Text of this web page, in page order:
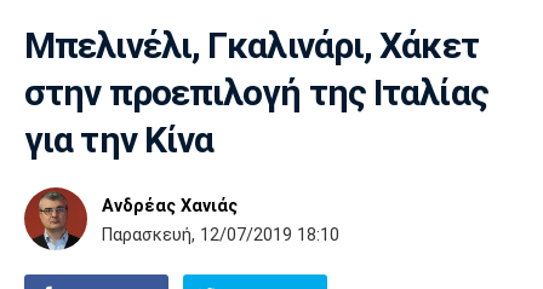
ΠΟΛΟ
AUTO-MOTO
Super League 1
Super League 2
Γ Εθνική
Ελλάδα
Μπάσκετ
Ελλάδα
Εθνική
EuroLeague
Ολυμπιακοί Αγώνες
Πόλο
Ολυμπιακός ΑΕΚ ΠΑΟΚ
Παναθηναϊκός Ατρόμητος
Μπελινέλι, Γκαλινάρι, Χάκετ
στην προεπιλογή της Ιταλίας
για την Κίνα
Ανδρέας Χανιάς
Παρασκευή, 12/07/2019 18:10